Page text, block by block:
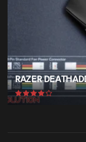
Razer